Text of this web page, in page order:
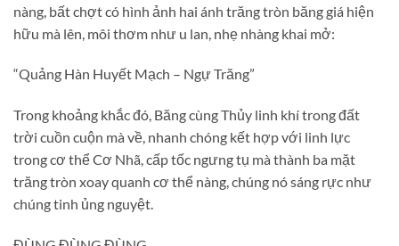
nàng, bất chợt có hình ảnh hai ánh trăng tròn băng giá hiện
hữu mà lên, môi thơm như u lan, nhẹ nhàng khai mở:
“Quảng Hàn Huyết Mạch – Ngự Trăng”
Trong khoảng khắc đó, Băng cùng Thủy linh khí trong đất
trời cuồn cuộn mà về, nhanh chóng kết hợp với linh lực
trong cơ thể Cơ Nhã, cấp tốc ngưng tụ mà thành ba mặt
trăng tròn xoay quanh cơ thể nàng, chúng nó sáng rực như
chúng tinh ủng nguyệt.